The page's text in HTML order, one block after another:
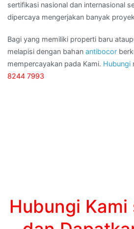
sertifikasi nasional dan internasional
dipercaya mengerjakan banyak
Bagi yang memiliki properti baru
melapisi dengan bahan antibocor
mempercayakan pada Kami. Hubungi
8244 7993
Hubungi Kami